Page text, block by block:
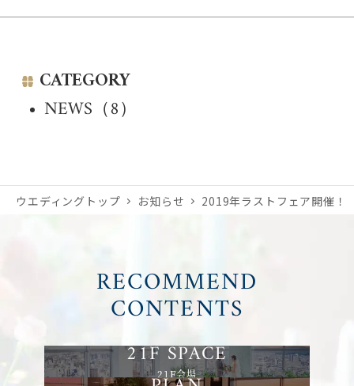
CATEGORY
NEWS（8）
ウエディングトップ お知らせ 2019年ラストフェア開催！
RECOMMEND
CONTENTS
21F会場